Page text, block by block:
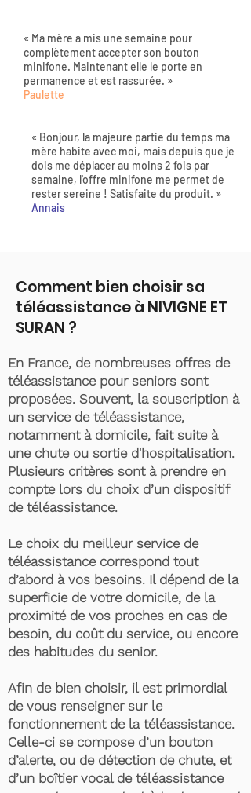
« Ma mère a mis une semaine pour
complètement accepter son bouton
minifone. Maintenant elle le porte en
permanence et est rassurée. »
Paulette
« Bonjour, la majeure partie du temps ma
mère habite avec moi, mais depuis que je
dois me déplacer au moins 2 fois par
semaine, l'offre minifone me permet de
rester sereine ! Satisfaite du produit. »
Annais
Comment bien choisir sa
téléassistance à NIVIGNE ET
SURAN ?
En France, de nombreuses offres de
téléassistance pour seniors sont
proposées. Souvent, la souscription à
un service de téléassistance,
notamment à domicile, fait suite à
une chute ou sortie d'hospitalisation.
Plusieurs critères sont à prendre en
compte lors du choix d’un dispositif
de téléassistance.
Le choix du meilleur service de
téléassistance correspond tout
d’abord à vos besoins. Il dépend de la
superficie de votre domicile, de la
proximité de vos proches en cas de
besoin, du coût du service, ou encore
des habitudes du senior.
Afin de bien choisir, il est primordial
de vous renseigner sur le
fonctionnement de la téléassistance.
Celle-ci se compose d’un bouton
d’alerte, ou de détection de chute, et
d’un boîtier vocal de téléassistance